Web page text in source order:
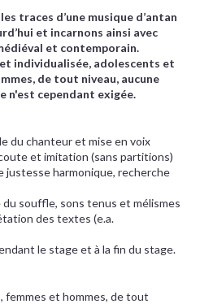
traces d’une musique d’antan
et incarnons ainsi avec
et contemporain.
individualisée, adolescents et
de tout niveau, aucune
n'est cependant exigée.
du chanteur et mise en voix
et imitation (sans partitions)
justesse harmonique, recherche
du souffle, sons tenus et mélismes
des textes (e.a.
le stage et à la fin du stage.
et hommes, de tout